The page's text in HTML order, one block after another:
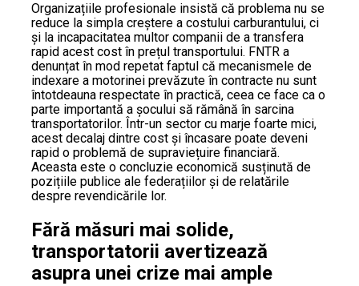
Organizațiile profesionale insistă că problema nu se
reduce la simpla creștere a costului carburantului, ci
și la incapacitatea multor companii de a transfera
rapid acest cost în prețul transportului. FNTR a
denunțat în mod repetat faptul că mecanismele de
indexare a motorinei prevăzute în contracte nu sunt
întotdeauna respectate în practică, ceea ce face ca o
parte importantă a șocului să rămână în sarcina
transportatorilor. Într-un sector cu marje foarte mici,
acest decalaj dintre cost și încasare poate deveni
rapid o problemă de supraviețuire financiară.
Aceasta este o concluzie economică susținută de
pozițiile publice ale federațiilor și de relatările
despre revendicările lor.
Fără măsuri mai solide,
transportatorii avertizează
asupra unei crize mai ample